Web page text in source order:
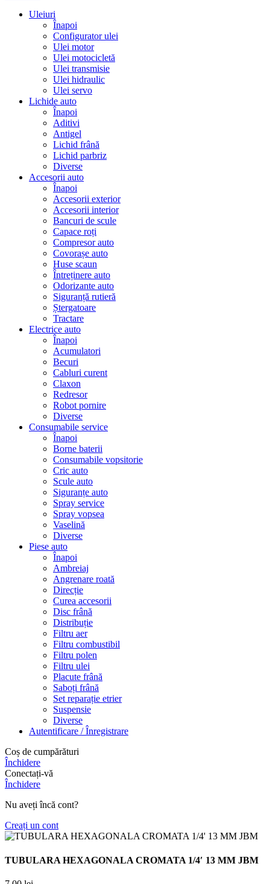
Uleiuri
Înapoi
Configurator ulei
Ulei motor
Ulei motocicletă
Ulei transmisie
Ulei hidraulic
Ulei servo
Lichide auto
Înapoi
Aditivi
Antigel
Lichid frână
Lichid parbriz
Diverse
Accesorii auto
Înapoi
Accesorii exterior
Accesorii interior
Bancuri de scule
Capace roți
Compresor auto
Covorașe auto
Huse scaun
Întreținere auto
Odorizante auto
Siguranță rutieră
Ștergatoare
Tractare
Electrice auto
Înapoi
Acumulatori
Becuri
Cabluri curent
Claxon
Redresor
Robot pornire
Diverse
Consumabile service
Înapoi
Borne baterii
Consumabile vopsitorie
Cric auto
Scule auto
Siguranțe auto
Spray service
Spray vopsea
Vaselină
Diverse
Piese auto
Înapoi
Ambreiaj
Angrenare roată
Direcție
Curea accesorii
Disc frână
Distribuție
Filtru aer
Filtru combustibil
Filtru polen
Filtru ulei
Placute frână
Saboți frână
Set reparație etrier
Suspensie
Diverse
Autentificare / Înregistrare
Coș de cumpărături
Închidere
Conectați-vă
Închidere
Nu aveți încă cont?
Creați un cont
TUBULARA HEXAGONALA CROMATA 1/4′ 13 MM JBM